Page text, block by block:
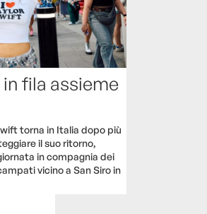
fila assieme
torna in Italia dopo più
il suo ritorno,
in compagnia dei
vicino a San Siro in